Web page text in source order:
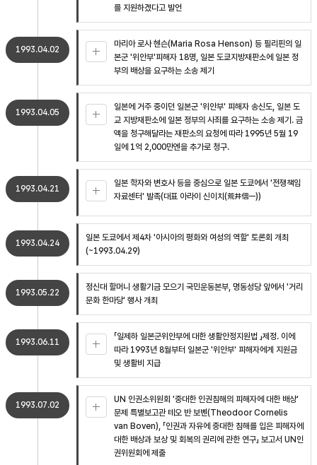
를 지원하겠다고 발언
1993.04.02
마리아 로사 헨슨(Maria Rosa Henson) 등 필리핀의 일
본군 '위안부'피해자 18명, 일본 도쿄지방재판소에 일본 정
부의 배상을 요구하는 소송 제기
1993.04.05
일본에 거주 중이던 일본군 '위안부' 피해자 송신도, 일본 도
교 지방재판소에 일본 정부의 사죄를 요구하는 소송 제기. 금
액을 청구해달라는 재판소의 요청에 따라 1995년 5월 19
일에 1억 2,000만엔을 추가로 청구.
1993.04.21
일본 학자와 변호사 등을 중심으로 일본 도쿄에서 '전쟁책임
자료센터' 발족(대표 아라이 신이치(荒井信一))
1993.04.24
일본 도쿄에서 제4차 '아시아의 평화와 여성의 역할' 토론회 개최
(~1993.04.29)
1993.05.22
정신대 할머니 생활기금 모으기 국민운동본부, 명동성당 앞에서 '거리
문화 한마당' 행사 개최
1993.06.11
「일제하 일본군위안부에 대한 생활안정지원법 」제정. 이에
따라 1993년 8월부터 일본군 '위안부' 피해자에게 지원금
및 생활비 지급
1993.07.02
UN 인권소위원회 '중대한 인권침해의 피해자에 대한 배상'
문제 특별보고관 테오 반 보벤(Theodoor Cornelis
van Boven), 「인권과 자유에 중대한 침해를 입은 피해자에
대한 배상과 보상 및 회복의 권리에 관한 연구」 보고서 UN인
권위원회에 제출